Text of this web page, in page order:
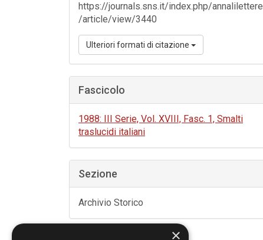
https://journals.sns.it/index.php/annalilettere
/article/view/3440
Ulteriori formati di citazione
Fascicolo
1988: III Serie, Vol. XVIII, Fasc. 1, Smalti
traslucidi italiani
Sezione
Archivio Storico
×